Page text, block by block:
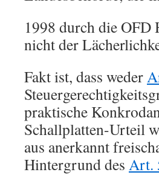
1998 durch die OFD
nicht der
Fakt ist, dass weder
praktische
Schallplatten-Urteil
aus anerkannt
Hintergrund des Art.